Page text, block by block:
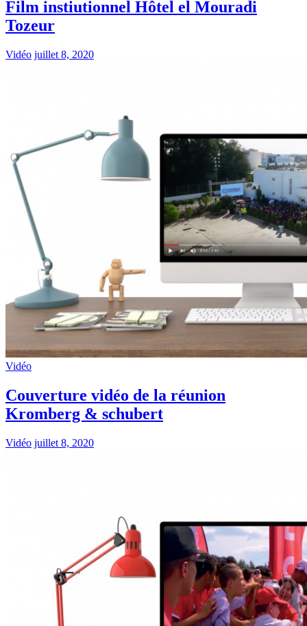
Film instiutionnel Hôtel el Mouradi
Tozeur
Vidéo juillet 8, 2020
Vidéo
Couverture vidéo de la réunion
Kromberg & schubert
Vidéo juillet 8, 2020